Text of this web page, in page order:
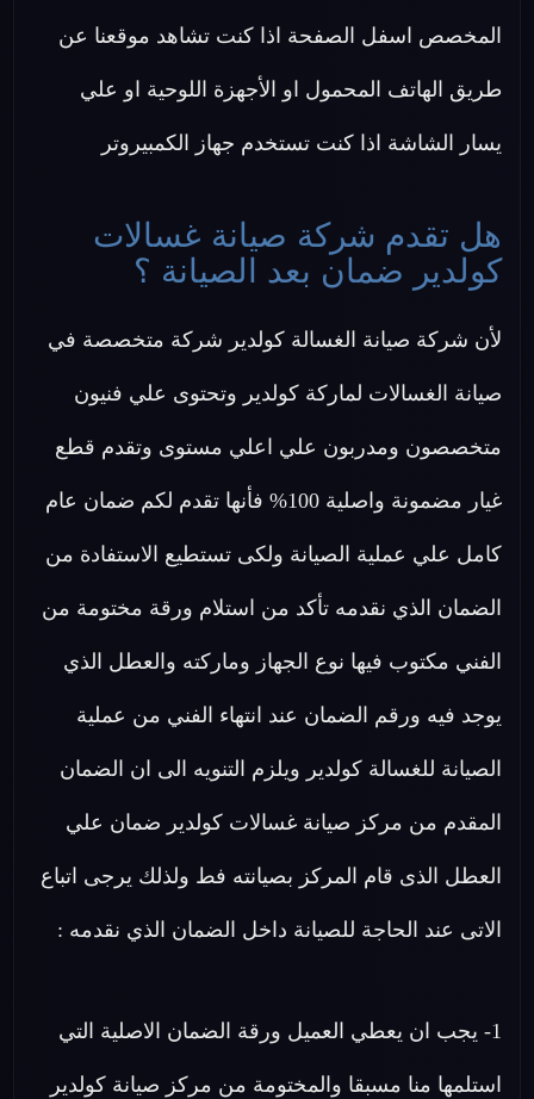
المخصص اسفل الصفحة اذا كنت تشاهد موقعنا عن
طريق الهاتف المحمول او الأجهزة اللوحية او علي
يسار الشاشة اذا كنت تستخدم جهاز الكمبيروتر
هل تقدم شركة صيانة غسالات
كولدير ضمان بعد الصيانة ؟
لأن شركة صيانة الغسالة كولدير شركة متخصصة في
صيانة الغسالات لماركة كولدير وتحتوى علي فنيون
متخصصون ومدربون علي اعلي مستوى وتقدم قطع
غيار مضمونة واصلية 100% فأنها تقدم لكم ضمان عام
كامل علي عملية الصيانة ولكى تستطيع الاستفادة من
الضمان الذي نقدمه تأكد من استلام ورقة مختومة من
الفني مكتوب فيها نوع الجهاز وماركته والعطل الذي
يوجد فيه ورقم الضمان عند انتهاء الفني من عملية
الصيانة للغسالة كولدير ويلزم التنويه الى ان الضمان
المقدم من مركز صيانة غسالات كولدير ضمان علي
العطل الذى قام المركز بصيانته فط ولذلك يرجى اتباع
الاتى عند الحاجة للصيانة داخل الضمان الذي نقدمه :
1- يجب ان يعطي العميل ورقة الضمان الاصلية التي
استلمها منا مسبقا والمختومة من مركز صيانة كولدير